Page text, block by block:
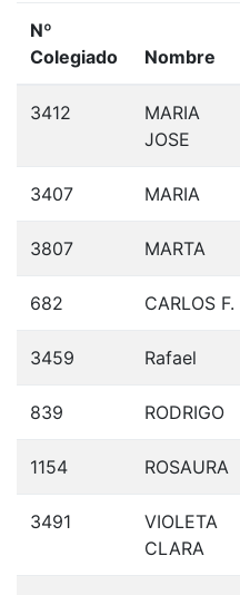
Nº
Colegiado
Nombre
3412
MARIA
JOSE
3407 MARIA
3807 MARTA
682 CARLOS F.
3459 Rafael
839 RODRIGO
1154 ROSAURA
3491
VIOLETA
CLARA